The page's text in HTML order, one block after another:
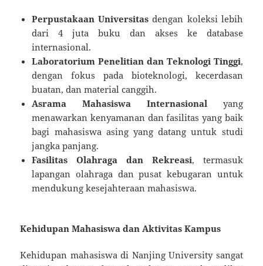
Perpustakaan Universitas dengan koleksi lebih
dari 4 juta buku dan akses ke database
internasional.
Laboratorium Penelitian dan Teknologi Tinggi,
dengan fokus pada bioteknologi, kecerdasan
buatan, dan material canggih.
Asrama Mahasiswa Internasional yang
menawarkan kenyamanan dan fasilitas yang baik
bagi mahasiswa asing yang datang untuk studi
jangka panjang.
Fasilitas Olahraga dan Rekreasi, termasuk
lapangan olahraga dan pusat kebugaran untuk
mendukung kesejahteraan mahasiswa.
Kehidupan Mahasiswa dan Aktivitas Kampus
Kehidupan mahasiswa di Nanjing University sangat